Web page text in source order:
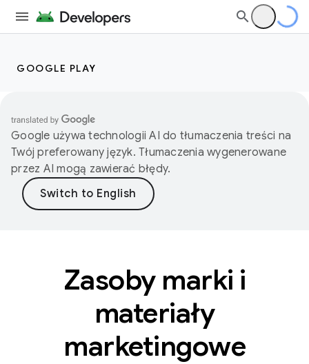
GOOGLE PLAY
Google używa technologii AI do tłumaczenia treści na
Twój preferowany język. Tłumaczenia wygenerowane
przez AI mogą zawierać błędy.
Zasoby marki i
materiały
marketingowe